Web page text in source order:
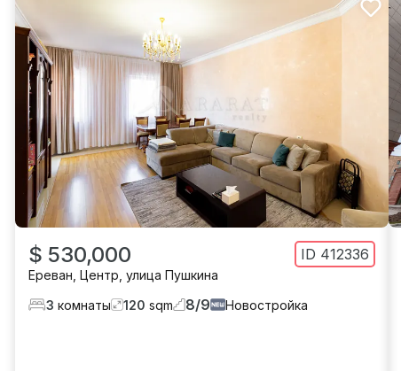
$ 530,000 ID 412336
Ереван Центр улица Пушкина
3 комнаты 120 sqm 8/9 Новостройка